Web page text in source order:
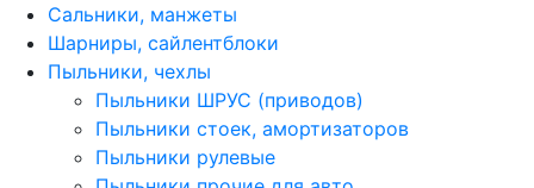
Сальники, манжеты
Шарниры, сайлентблоки
Пыльники, чехлы
Пыльники ШРУС (приводов)
Пыльники стоек, амортизаторов
Пыльники рулевые